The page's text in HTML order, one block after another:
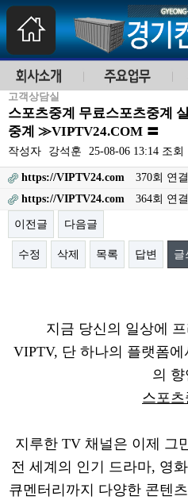
고객상담실
스포츠중계 무료스포츠중계
중계 ≫VIPTV24.COM 〓
작성자 강석훈 25-08-06 13:14 조회
https://VIPTV24.com
370회 연결
https://VIPTV24.com
364회 연결
이전글 다음글
수정 삭제 목록 답변 글
지금 당신의 일상에
VIPTV, 단 하나의 플랫폼
의 향
스포츠
지루한 TV 채널은 이제 그
전 세계의 인기 드라마, 영
큐멘터리까지 다양한 콘텐